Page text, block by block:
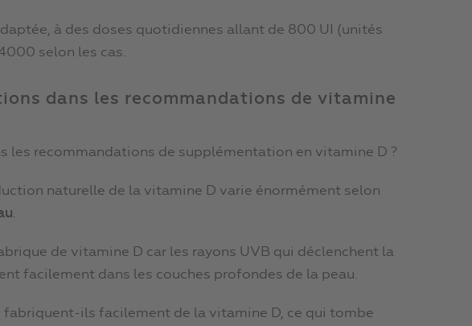
à des doses quotidiennes allant de 800 UI (unités
selon les cas.
dans les recommandations de vitamine
les recommandations de supplémentation en vitamine D ?
naturelle de la vitamine D varie énormément selon
.
de vitamine D car les rayons UVB qui déclenchent la
facilement dans les couches profondes de la peau.
fabriquent-ils facilement de la vitamine D, ce qui tombe